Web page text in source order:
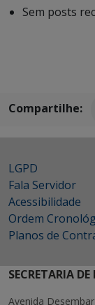
Sem posts
Compartilhe:
LGPD
Fala Servidor
Acessibilidade
Ordem
Planos de
SECRETARIA
Avenida